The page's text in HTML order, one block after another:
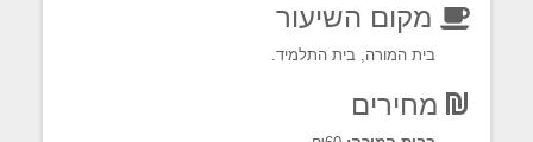
מקום השיעור
בית המורה, בית התלמיד.
מחירים